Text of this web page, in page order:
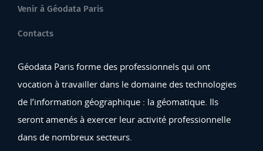
Venir à Géodata Paris
Contacts
Géodata Paris forme des professionnels qui ont
vocation à travailler dans le domaine des technologies
de l’information géographique : la géomatique. Ils
seront amenés à exercer leur activité professionnelle
dans de nombreux secteurs.